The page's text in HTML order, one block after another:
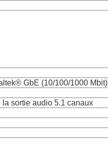
GbE (10/100/1000 Mbit)
sortie audio 5.1 canaux